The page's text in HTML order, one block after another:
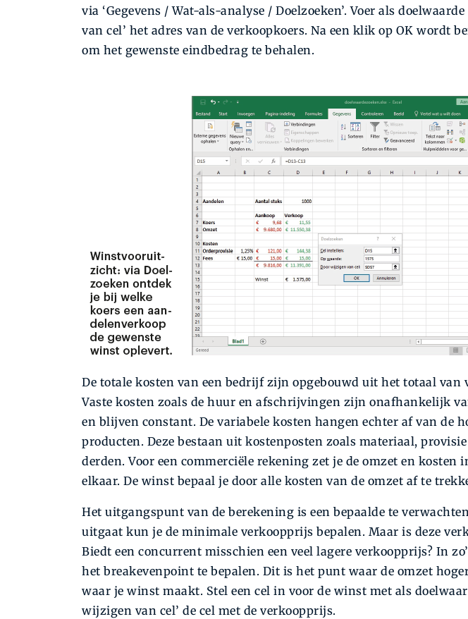
via ‘Gegevens / Wat-als-analyse / Doelzoeken’. Voer als
van cel’ het adres van de verkoopkoers. Na een klik op OK wordt
om het gewenste eindbedrag te behalen.
De totale kosten van een bedrijf zijn opgebouwd uit het totaal van
Vaste kosten zoals de huur en afschrijvingen zijn onafhankelijk
en blijven constant. De variabele kosten hangen echter af van de
producten. Deze bestaan uit kostenposten zoals materiaal,
derden. Voor een commerciële rekening zet je de omzet en kosten
elkaar. De winst bepaal je door alle kosten van de omzet af te
Het uitgangspunt van de berekening is een bepaalde te
uitgaat kun je de minimale verkoopprijs bepalen. Maar is deze
Biedt een concurrent misschien een veel lagere verkoopprijs? In
het breakevenpoint te bepalen. Dit is het punt waar de omzet
waar je winst maakt. Stel een cel in voor de winst met als
wijzigen van cel’ de cel met de verkoopprijs.